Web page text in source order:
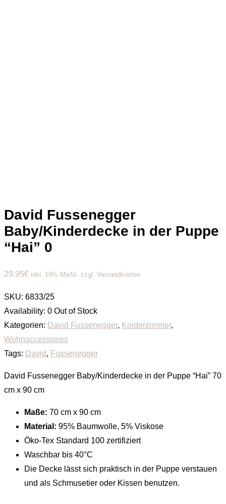
David Fussenegger
Baby/Kinderdecke in der Puppe
“Hai” 0
29,95€ inkl. 19% MwSt. zzgl. Versandkosten
SKU: 6833/25
Availability: 0 Out of Stock
Kategorien: David Fussenegger, Kinderzimmer,
Wohnaccessoires
Tags: David, Fussenegger
David Fussenegger Baby/Kinderdecke in der Puppe “Hai” 70
cm x 90 cm
Maße: 70 cm x 90 cm
Material: 95% Baumwolle, 5% Viskose
Öko-Tex Standard 100 zertifiziert
Waschbar bis 40°C
Die Decke lässt sich praktisch in der Puppe verstauen
und als Schmusetier oder Kissen benutzen.